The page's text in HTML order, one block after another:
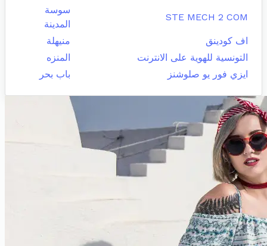
STE MECH 2 COM
سوسة
المدينة
اف كودينق
منيهلة
التونسية للهوية على الانترنت
المنزه
ايزي فور يو صلوشنز
باب بحر